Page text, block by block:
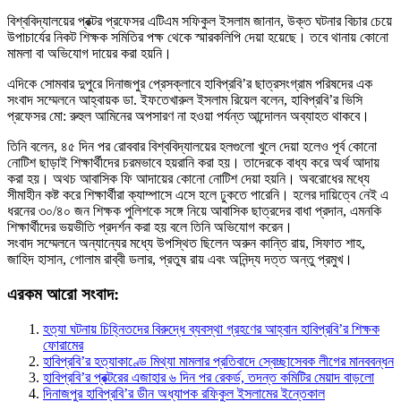
বিশ্ববিদ্যালয়ের প্রক্টর প্রফেসর এটিএম সফিকুল ইসলাম জানান, উক্ত ঘটনার বিচার চেয়ে
উপাচার্যের নিকট শিক্ষক সমিতির পক্ষ থেকে স্মারকলিপি দেয়া হয়েছে। তবে থানায় কোনো
মামলা বা অভিযোগ দায়ের করা হয়নি।
এদিকে সোমবার দুপুরে দিনাজপুর প্রেসক্লাবে হাবিপ্রবি’র ছাত্রসংগ্রাম পরিষদের এক
সংবাদ সম্মেলনে আহ্বায়ক ডা. ইফতেখারুল ইসলাম রিয়েল বলেন, হাবিপ্রবি’র ভিসি
প্রফেসর মো: রুহুল আমিনের অপসারণ না হওয়া পর্যন্ত আন্দোলন অব্যাহত থাকবে।
তিনি বলেন, ৪৫ দিন পর রোববার বিশ্ববিদ্যালয়ের হলগুলো খুলে দেয়া হলেও পূর্ব কোনো
নোটিশ ছাড়াই শিক্ষার্থীদের চরমভাবে হয়রানি করা হয়। তাদেরকে বাধ্য করে অর্থ আদায়
করা হয়। অথচ আবাসিক ফি আদায়ের কোনো নোটিশ দেয়া হয়নি। অবরোধের মধ্যে
সীমাহীন কষ্ট করে শিক্ষার্থীরা ক্যাম্পাসে এসে হলে ঢুকতে পারেনি। হলের দায়িত্বে নেই এ
ধরনের ৩০/৪০ জন শিক্ষক পুলিশকে সঙ্গে নিয়ে আবাসিক ছাত্রদের বাধা প্রদান, এমনকি
শিক্ষার্থীদের ভয়ভীতি প্রদর্শন করা হয় বলে তিনি অভিযোগ করেন।
সংবাদ সম্মেলনে অন্যান্যের মধ্যে উপস্থিত ছিলেন অরুন কান্তি রায়, সিফাত শাহ,
জাহিদ হাসান, গোলাম রাব্বী ডলার, প্রতুষ রায় এবং অনিন্দ্য দত্ত অন্তু প্রমুখ।
এরকম আরো সংবাদ:
হত্যা ঘটনায় চিহ্নিতদের বিরুদ্ধে ব্যবস্থা গ্রহণের আহ্বান হাবিপ্রবি’র শিক্ষক
ফোরামের
হাবিপ্রবি’র হত্যাকাণ্ডে মিথ্যা মামলার প্রতিবাদে স্বেচ্ছাসেবক লীগের মানববন্ধন
হাবিপ্রবি’র প্রক্টরের এজাহার ৬ দিন পর রেকর্ড, তদন্ত কমিটির মেয়াদ বাড়লো
দিনাজপুর হাবিপ্রবি’র ডীন অধ্যাপক রফিকুল ইসলামের ইন্তেকাল